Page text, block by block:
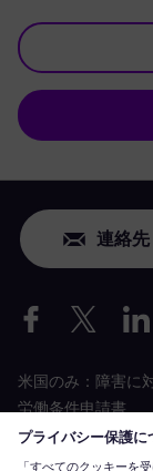
連絡先
米国のみ：障害に
労働条件申請書
siemens-